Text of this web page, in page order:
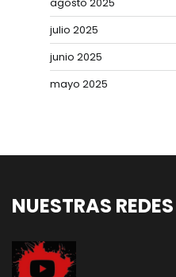
julio 2025
junio 2025
mayo 2025
NUESTRAS REDES